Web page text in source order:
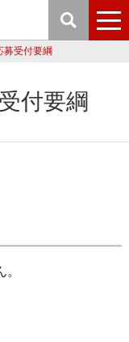
募受付要綱
付要綱